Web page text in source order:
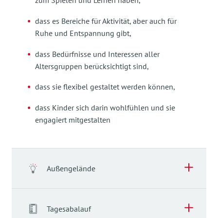
dass es Bereiche für Aktivität, aber auch für
Ruhe und Entspannung gibt,
dass Bedürfnisse und Interessen aller
Altersgruppen berücksichtigt sind,
dass sie flexibel gestaltet werden können,
dass Kinder sich darin wohlfühlen und sie
engagiert mitgestalten
Außengelände
Tagesabalauf